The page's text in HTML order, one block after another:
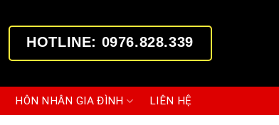
HOTLINE: 0976.828.339
HÔN NHÂN GIA ĐÌNH LIÊN HỆ